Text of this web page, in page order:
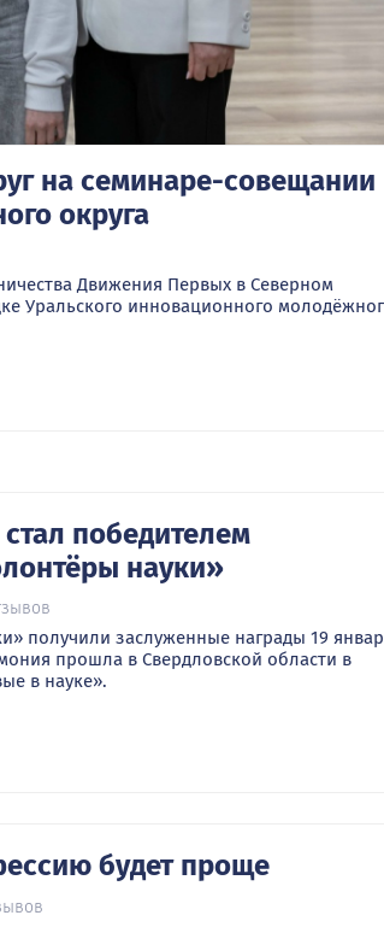
на семинаре-совещании
округа
Движения Первых в Северном
Уральского инновационного
победителем
науки»
получили заслуженные награды 19
прошла в Свердловской области в
в науке».
будет проще